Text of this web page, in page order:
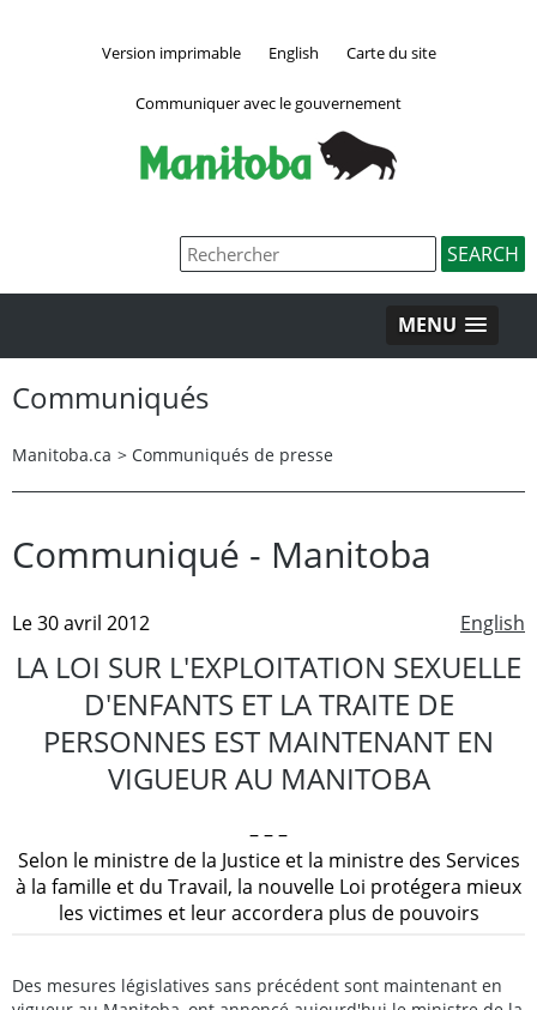
Version imprimable English Carte du site
Communiquer avec le gouvernement
MENU
Communiqués
Manitoba.ca > Communiqués de presse
Communiqué - Manitoba
English
Le 30 avril 2012
LA LOI SUR L'EXPLOITATION SEXUELLE
D'ENFANTS ET LA TRAITE DE
PERSONNES EST MAINTENANT EN
VIGUEUR AU MANITOBA
– – –
Selon le ministre de la Justice et la ministre des Services
à la famille et du Travail, la nouvelle Loi protégera mieux
les victimes et leur accordera plus de pouvoirs
Des mesures législatives sans précédent sont maintenant en